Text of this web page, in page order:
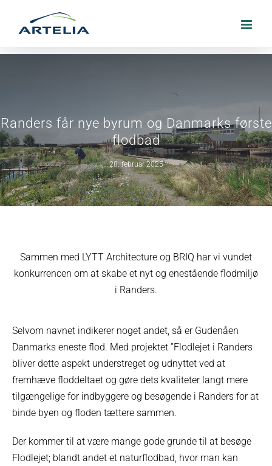
Randers får nye byrum og Danmarks første
flodbad
28. februar 2025
Sammen med LYTT Architecture og BRIQ har vi vundet
konkurrencen om at skabe et nyt og enestående flodmiljø
i Randers.
Selvom navnet indikerer noget andet, så er Gudenåen
Danmarks eneste flod. Med projektet ”Flodlejet i Randers
bliver dette aspekt understreget og udnyttet ved at
fremhæve floddeltaet og gøre dets kvaliteter langt mere
tilgængelige for indbyggere og besøgende i Randers for at
binde byen og floden tættere sammen.
Der kommer til at være mange gode grunde til at besøge
Flodlejet; blandt andet et naturflodbad, hvor man kan